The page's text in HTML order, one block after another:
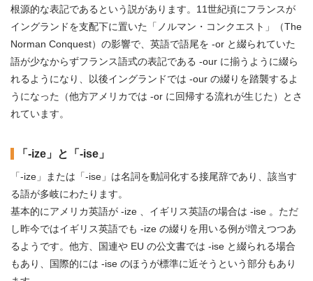
根源的な表記であるという説があります。11世紀頃にフランスが
イングランドを支配下に置いた「ノルマン・コンクエスト」（The
Norman Conquest）の影響で、英語で語尾を -or と綴られていた
語が少なからずフランス語式の表記である -our に揃うように綴ら
れるようになり、以後イングランドでは -our の綴りを踏襲するよ
うになった（他方アメリカでは -or に回帰する流れが生じた）とさ
れています。
「-ize」と「-ise」
「-ize」または「-ise」は名詞を動詞化する接尾辞であり、該当す
る語が多岐にわたります。
基本的にアメリカ英語が -ize 、イギリス英語の場合は -ise 。ただ
し昨今ではイギリス英語でも -ize の綴りを用いる例が増えつつあ
るようです。他方、国連や EU の公文書では -ise と綴られる場合
もあり、国際的には -ise のほうが標準に近そうという部分もあり